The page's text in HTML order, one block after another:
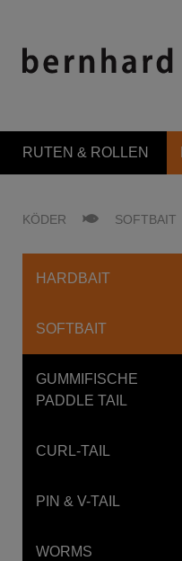
RUTEN & ROLLEN
KÖDER SOFTBAIT
HARDBAIT
SOFTBAIT
GUMMIFISCHE
PADDLE TAIL
CURL-TAIL
PIN & V-TAIL
WORMS